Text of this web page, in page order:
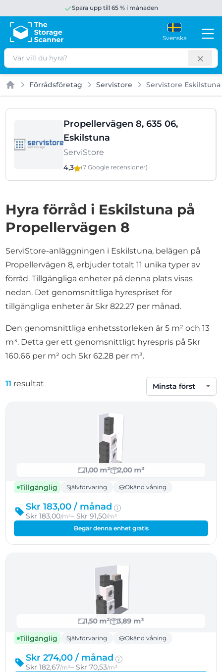
Spara upp till 65 % i månaden
Svenska
Sök
Hem
Förrådsföretag Servistore Servistore Eskilstuna
Propellervägen 8, 635 06,
Eskilstuna
ServiStore
4,3 (7 Google recensioner)
Hyra förråd i Eskilstuna på
Propellervägen 8
ServiStore-anläggningen i Eskilstuna, belägen på
Propellervägen 8, erbjuder totalt 11 unika typer av
förråd. Tillgängliga enheter på denna plats visas
nedan. Det genomsnittliga hyrespriset för
tillgängliga enheter är Skr 822.27 per månad.
Den genomsnittliga enhetsstorleken är 5 m² och 13
m³. Detta ger ett genomsnittligt hyrespris på Skr
160.66 per m² och Skr 62.28 per m³.
11 resultat
Sortera efter
1,00 m²
2,00 m³
Tillgänglig
Självförvaring Okänd våning
Skr 183,00 / månad
Skr 183,00/m²– Skr 91,50/m³
Begär denna enhet gratis
1,50 m²
3,89 m³
Tillgänglig
Självförvaring Okänd våning
Skr 274,00 / månad
Skr 182,67/m²– Skr 70,53/m³